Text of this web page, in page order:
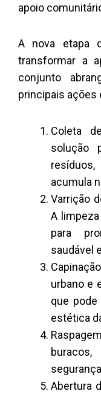
apoio
A nova etapa
transformar a
conjunto
principais ações
Coleta
solução
acumula
Varrição
A
para
saudável
urbano e
que
estética
Abertura